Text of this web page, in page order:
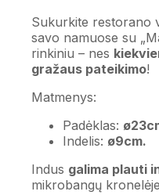
Sukurkite restorano
savo namuose su
rinkiniu – nes
gražaus pateikimo!
Matmenys:
Padėklas:
Indelis: ø9cm.
Indus galima plauti
mikrobangų